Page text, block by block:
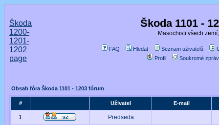
Škoda
1200-
1201-
1202
page
Škoda 1101 -
Masochisti všech
FAQ Hledat Seznam uživatelů
Profil
Soukromé
Obsah fóra Škoda 1101 - 1203 fórum
# Uživatel E-mail
1 Predseda